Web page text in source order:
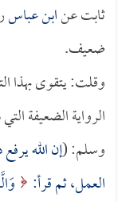
ثابت عنابن عباس
ضعيف.
وقلت: يتقوى بهذا
الرواية الضعيفة
وسلم: (إن الله
العمل، ثم قرأ: